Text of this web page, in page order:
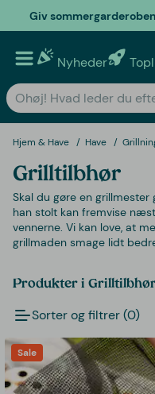
Giv
Nyheder
Hjem & Have Have
Grilltilbhør
Skal du gøre en grillmester
han stolt kan fremvise
vennerne. Vi kan love, at
grillmaden smage lidt
Produkter i
Sorter og filtrer (0)
Sale